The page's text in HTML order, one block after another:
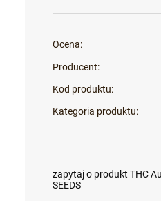
Ocena:
Producent:
Kod produktu:
Kategoria produktu:
zapytaj o produkt THC
SEEDS